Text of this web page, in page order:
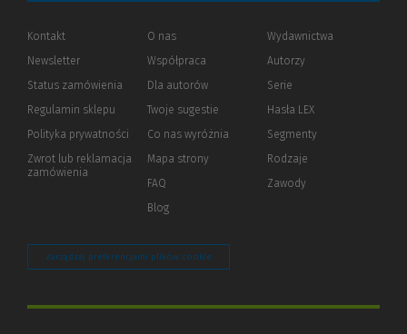
Kontakt
Newsletter
Status zamówienia
Regulamin sklepu
Polityka prywatności (Nowe
(Link
innej
Zwrot lub reklamacja
zamówienia
O nas
Współpraca
Dla autorów(Nowe
(Link
innej
strony)
Twoje sugestie
Co nas wyróżnia
Mapa strony
FAQ
Blog
Wydawnictwa
Autorzy
Serie
Hasła LEX
Segmenty
Rodzaje
Zawody
Zarządzaj preferencjami plików cookie